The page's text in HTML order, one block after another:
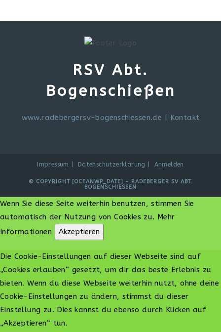
RSV Abt.
Bogenschießen
www.radebergersv-bogenschiessen.de Kontakt
Impressum Datenschutzerklärung Anmelden
© COPYRIGHT [OCEANWP_DATE] - RADEBERGER SV ABT.
BOGENSCHIESSEN
Wenn Sie diese Seite weiterhin benutzen, stimmen Sie
automatisch der Nutzung von Cookies zu. Mehr
Informationen
Akzeptieren
Die Cookie-Einstellungen auf dieser Webseite sind auf
„Cookies erlauben“ gesetzt, um dir das beste Erlebnis zu
bieten. Wenn du diese Webseite weiterhin nutzt, ohne deine
Cookie-Einstellungen zu ändern, stimmst du dieser
Einstellung zu. Dies kannst du ebenso durch Klicken auf
„Akzeptieren“ tun.